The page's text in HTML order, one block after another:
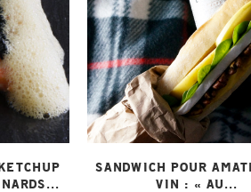
SANDWICH POUR
VIN : « AU...